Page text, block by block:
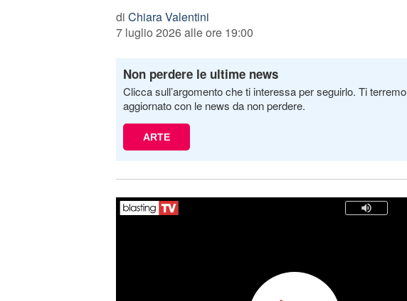
di Chiara Valentini
7 luglio 2026 alle ore 19:00
Non perdere le ultime news
Clicca sull’argomento che ti interessa per seguirlo. Ti terremo
aggiornato con le news da non perdere.
ARTE